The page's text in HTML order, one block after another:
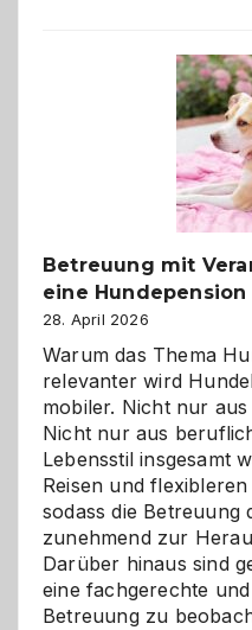
Betreuung mit
eine
28. April 2026
Warum das Thema
relevanter wird
mobiler. Nicht nur
Nicht nur aus
Lebensstil insgesamt
Reisen und
sodass die Betreuung
zunehmend zur
Darüber hinaus sind
eine fachgerechte
Betreuung zu